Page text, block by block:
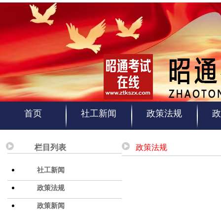
首页 社工新闻 政策法规
栏目列表
社工新闻
政策法规
政策新闻
政策法规